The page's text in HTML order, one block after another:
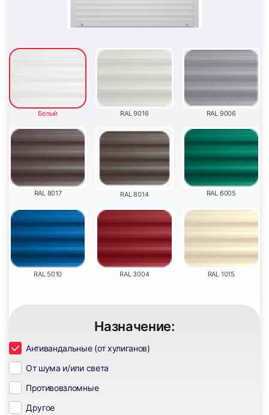
29 30
31 32
33 34
Белый RAL 9016 RAL 9006
RAL 8017 RAL 8014 RAL 6005
RAL 5010 RAL 3004 RAL 1015
Назначение:
Антивандальные (от хулиганов)
От шума и/или света
Противовзломные
Другое